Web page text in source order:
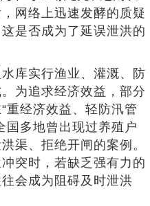
网络上迅速发酵的质疑
是否成为了延误泄洪的
库实行渔业、灌溉、防
为追求经济效益，部分
重经济效益、轻防汛管
国多地曾出现过养殖户
渠、拒绝开闸的案例。
突时，若缺乏强有力的
会成为阻碍及时泄洪